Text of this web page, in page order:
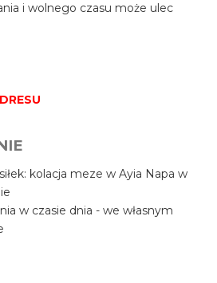
i wolnego czasu może ulec
kolacja meze w Ayia Napa w
w czasie dnia - we własnym